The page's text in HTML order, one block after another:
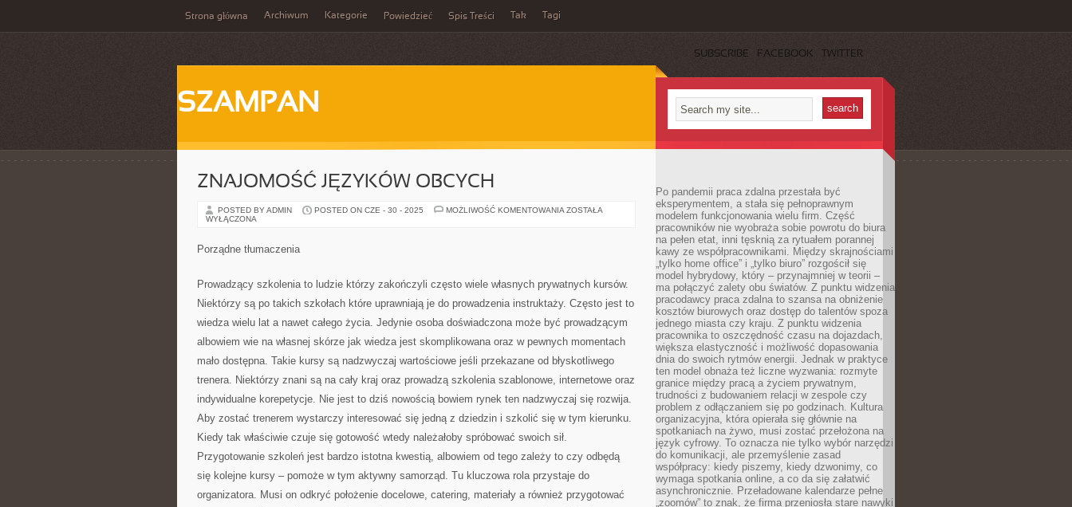
Strona główna Archiwum Kategorie Powiedzieć Spis Treści Tak Tagi
SUBSCRIBE FACEBOOK TWITTER
SZAMPAN
ZNAJOMOŚĆ JĘZYKÓW OBCYCH
POSTED BY ADMIN POSTED ON CZE - 30 - 2025 MOŻLIWOŚĆ KOMENTOWANIA ZNAJOMOŚĆ
ZOSTAŁA
WYŁĄCZONA
Porządne tłumaczenia
Prowadzący szkolenia to ludzie którzy zakończyli często wiele własnych prywatnych kursów.
Niektórzy są po takich szkołach które uprawniają je do prowadzenia instruktaży. Często jest to
wiedza wielu lat a nawet całego życia. Jedynie osoba doświadczona może być prowadzącym
albowiem wie na własnej skórze jak wiedza jest skomplikowana oraz w pewnych momentach
mało dostępna. Takie kursy są nadzwyczaj wartościowe jeśli przekazane od błyskotliwego
trenera. Niektórzy znani są na cały kraj oraz prowadzą szkolenia szablonowe, internetowe oraz
indywidualne korepetycje. Nie jest to dziś nowością bowiem rynek ten nadzwyczaj się rozwija.
Aby zostać trenerem wystarczy interesować się jedną z dziedzin i szkolić się w tym kierunku.
Kiedy tak właściwie czuje się gotowość wtedy należałoby spróbować swoich sił.
Przygotowanie szkoleń jest bardzo istotna kwestią, albowiem od tego zależy to czy odbędą
się kolejne kursy – pomoże w tym aktywny samorząd. Tu kluczowa rola przystaje do
organizatora. Musi on odkryć położenie docelowe, catering, materiały a również przygotować
Po pandemii praca zdalna przestała być
eksperymentem, a stała się pełnoprawnym
modelem funkcjonowania wielu firm. Część
pracowników nie wyobraża sobie powrotu do biura
na pełen etat, inni tęsknią za rytuałem porannej
kawy ze współpracownikami. Między skrajnościami
„tylko home office” i „tylko biuro” rozgościł się
model hybrydowy, który – przynajmniej w teorii –
ma połączyć zalety obu światów. Z punktu widzenia
pracodawcy praca zdalna to szansa na obniżenie
kosztów biurowych oraz dostęp do talentów spoza
jednego miasta czy kraju. Z punktu widzenia
pracownika to oszczędność czasu na dojazdach,
większa elastyczność i możliwość dopasowania
dnia do swoich rytmów energii. Jednak w praktyce
ten model obnaża też liczne wyzwania: rozmyte
granice między pracą a życiem prywatnym,
trudności z budowaniem relacji w zespole czy
problem z odłączaniem się po godzinach. Kultura
organizacyjna, która opierała się głównie na
spotkaniach na żywo, musi zostać przełożona na
język cyfrowy. To oznacza nie tylko wybór narzędzi
do komunikacji, ale przemyślenie zasad
współpracy: kiedy piszemy, kiedy dzwonimy, co
wymaga spotkania online, a co da się załatwić
asynchronicznie. Przeładowane kalendarze pełne
„zoomów” to znak, że firma przeniosła stare nawyki